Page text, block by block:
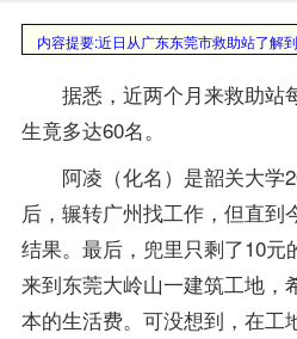
内容提要:近日从广东东莞市救助站了解
据悉，近两个月来救助站
生竟多达60名。
阿凌（化名）是韶关大学
后，辗转广州找工作，但直到
结果。最后，兜里只剩了10
来到东莞大岭山一建筑工地，
本的生活费。可没想到，在工